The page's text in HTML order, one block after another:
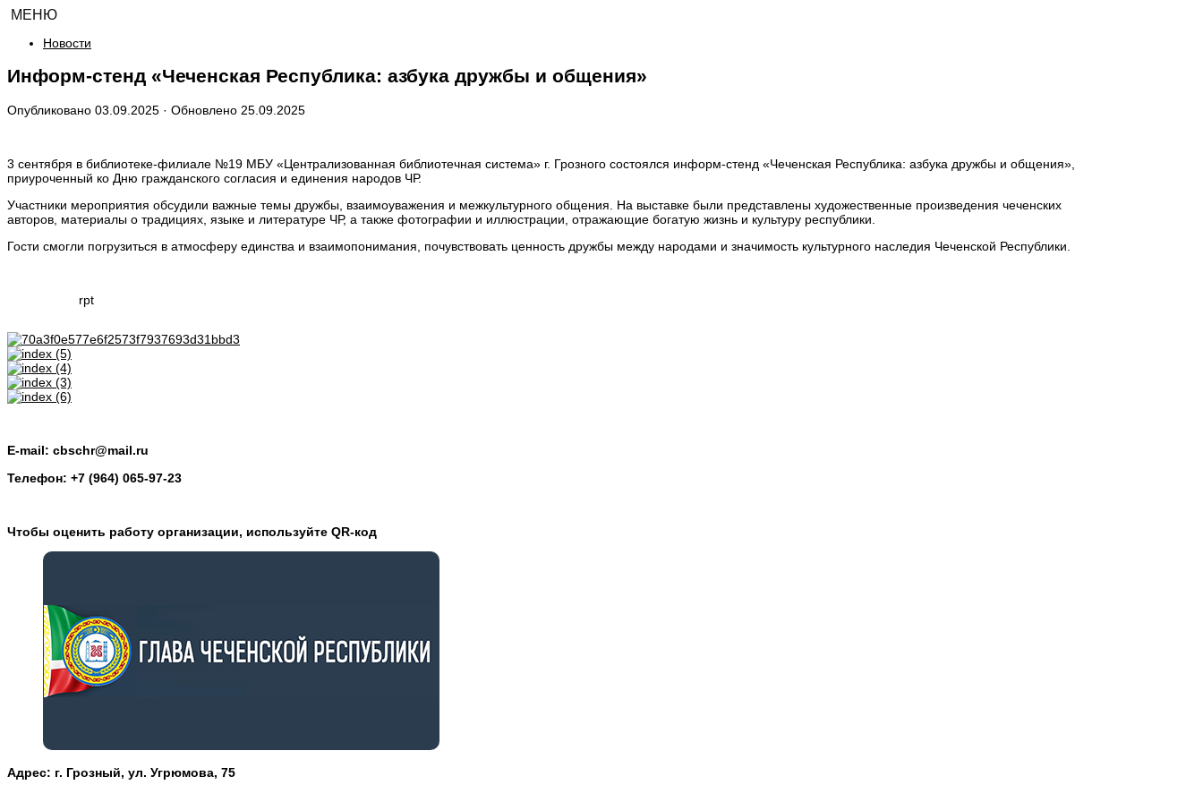
МЕНЮ
Новости
Информ-стенд «Чеченская Республика: азбука дружбы и общения»
Опубликовано 03.09.2025 · Обновлено 25.09.2025
3 сентября в библиотеке-филиале №19 МБУ «Централизованная библиотечная система» г. Грозного состоялся информ-стенд «Чеченская Республика: азбука дружбы и общения»,
приуроченный ко Дню гражданского согласия и единения народов ЧР.
Участники мероприятия обсудили важные темы дружбы, взаимоуважения и межкультурного общения. На выставке были представлены художественные произведения чеченских
авторов, материалы о традициях, языке и литературе ЧР, а также фотографии и иллюстрации, отражающие богатую жизнь и культуру республики.
Гости смогли погрузиться в атмосферу единства и взаимопонимания, почувствовать ценность дружбы между народами и значимость культурного наследия Чеченской Республики.
rpt
E-mail: cbschr@mail.ru
Телефон: +7 (964) 065-97-23
Чтобы оценить работу организации, используйте QR-код
Адрес: г. Грозный, ул. Угрюмова, 75